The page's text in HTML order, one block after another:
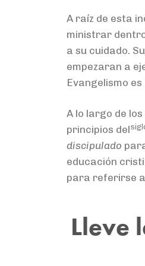
A raíz de esta
ministrar
a su cuidado.
empezaran a
Evangelismo
A lo largo de
principios del
discipulado
educación
para referirse
Lleve